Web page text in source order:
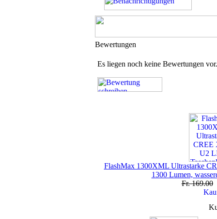
Bewertungen
Es liegen noch keine Bewertungen vor.
FlashMax 1300XML Ultrastarke
1300 Lumen,
Fr. 169.00